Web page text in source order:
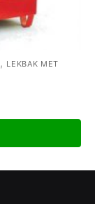
, LEKBAK MET